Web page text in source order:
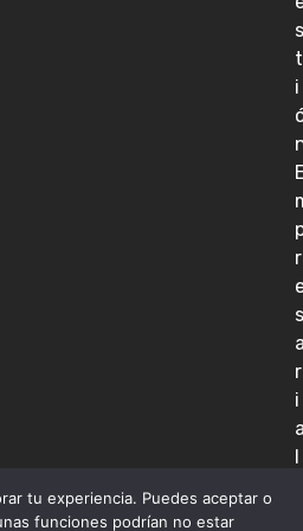
s
t
i
r
s
r
i
l
tu experiencia. Puedes aceptar o
funciones podrían no estar